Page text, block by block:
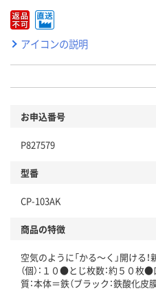
アイコンの説明
お申込番号
P827579
型番
CP-103AK
商品の特徴
空気のように「かる～く」開ける
（個）：１０●とじ枚数：約５０
質：本体＝鉄（ブラック：鉄酸化皮